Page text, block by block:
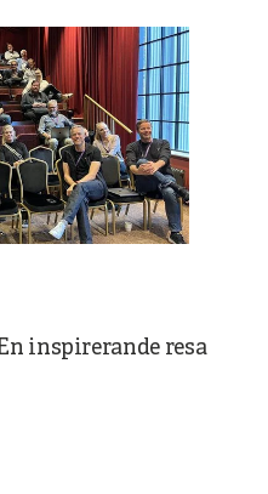
inspirerande resa